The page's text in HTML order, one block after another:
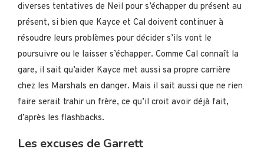
diverses tentatives de Neil pour s’échapper du présent au
présent, si bien que Kayce et Cal doivent continuer à
résoudre leurs problèmes pour décider s’ils vont le
poursuivre ou le laisser s’échapper. Comme Cal connaît la
gare, il sait qu’aider Kayce met aussi sa propre carrière
chez les Marshals en danger. Mais il sait aussi que ne rien
faire serait trahir un frère, ce qu’il croit avoir déjà fait,
d’après les flashbacks.
Les excuses de Garrett